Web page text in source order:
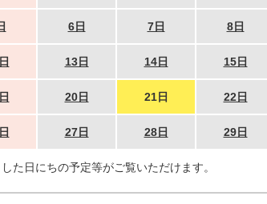
6日 7日 8日
13日 14日 15日
20日 21日 22日
27日 28日 29日
た日にちの予定等がご覧いただけます。